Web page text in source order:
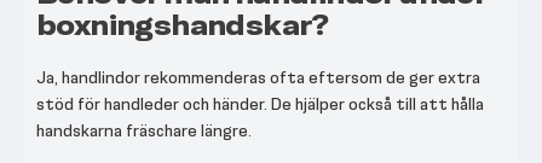
boxningshandskar?
Ja, handlindor rekommenderas ofta eftersom de ger extra
stöd för handleder och händer. De hjälper också till att hålla
handskarna fräschare längre.